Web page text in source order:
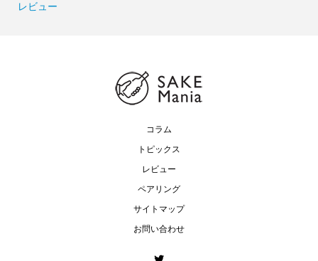
レビュー
コラム
トピックス
レビュー
ペアリング
サイトマップ
お問い合わせ